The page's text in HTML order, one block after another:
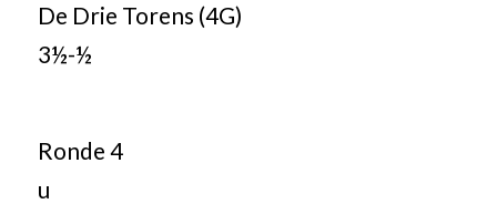
De Drie Torens (4G)
3½-½
Ronde 4
u